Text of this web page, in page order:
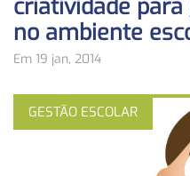
criatividade
no ambiente
Em 19 jan, 2014
GESTÃO ESCOLAR